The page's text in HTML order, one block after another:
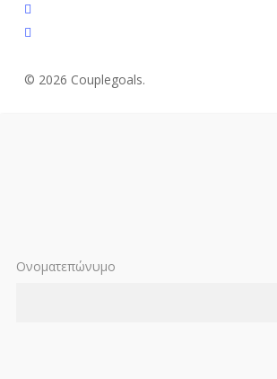
youtube
instagram
© 2026 Couplegoals.
Ονοματεπώνυμο